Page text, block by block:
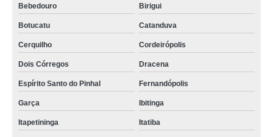
Bebedouro Birigui
Botucatu Catanduva
Cerquilho Cordeirópolis
Dois Córregos Dracena
Espírito Santo do Pinhal Fernandópolis
Garça Ibitinga
Itapetininga Itatiba